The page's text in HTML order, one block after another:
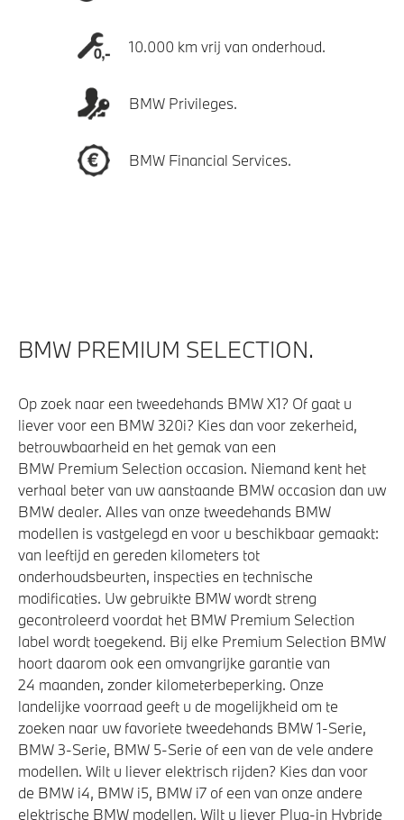
10.000 km vrij van onderhoud.
BMW Privileges.
BMW Financial Services.
BMW PREMIUM SELECTION.
Op zoek naar een tweedehands BMW X1? Of gaat u
liever voor een BMW 320i? Kies dan voor zekerheid,
betrouwbaarheid en het gemak van een
BMW Premium Selection occasion. Niemand kent het
verhaal beter van uw aanstaande BMW occasion dan uw
BMW dealer. Alles van onze tweedehands BMW
modellen is vastgelegd en voor u beschikbaar gemaakt:
van leeftijd en gereden kilometers tot
onderhoudsbeurten, inspecties en technische
modificaties. Uw gebruikte BMW wordt streng
gecontroleerd voordat het BMW Premium Selection
label wordt toegekend. Bij elke Premium Selection BMW
hoort daarom ook een omvangrijke garantie van
24 maanden, zonder kilometerbeperking. Onze
landelijke voorraad geeft u de mogelijkheid om te
zoeken naar uw favoriete tweedehands BMW 1-Serie,
BMW 3-Serie, BMW 5-Serie of een van de vele andere
modellen. Wilt u liever elektrisch rijden? Kies dan voor
de BMW i4, BMW i5, BMW i7 of een van onze andere
elektrische BMW modellen. Wilt u liever Plug-in Hybride